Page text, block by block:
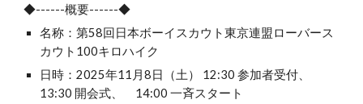
◆------概要------◆
名称：第58回日本ボーイスカウト東京連盟ローバース
カウト100キロハイク
日時：2025年11月8日（土） 12:30 参加者受付、
13:30 開会式、 14:00 一斉スタート